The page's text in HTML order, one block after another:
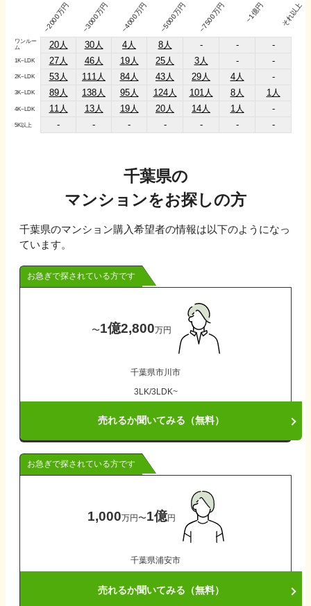
ワンルー
ム
1K~LDK
2K~LDK
3K~LDK
4K~LDK
5K以上
~2000万円 ~3000万円 ~4000万円 ~5000万円 ~7500万円 ~1億円 それ以上
20人 30人 4人 8人 - -
-
27人
46人 19人 25人 3人 -
-
53人
111人 84人 43人 29人 4人
-
89人
138人 95人 124人 101人 8人
1人
11人
13人 19人 20人 14人 1人
-
-
- - - - - -
千葉県の
マンションをお探しの方
千葉県のマンション購入希望者の情報は以下のようになっ
ています。
お急ぎで探されている方です
〜1億2,800万円
千葉県市川市
3LK/3LDK~
売れるか聞いてみる（無料）
お急ぎで探されている方です
1,000万円〜1億円
千葉県浦安市
売れるか聞いてみる（無料）